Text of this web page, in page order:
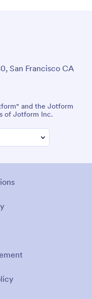
San Francisco CA
and the Jotform
of Jotform Inc.